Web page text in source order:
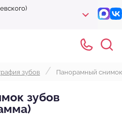
зубов Панорамный
зубов